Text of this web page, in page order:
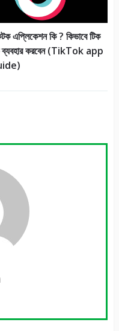
এপ্লিকেশন কি ? কিভাবে টিক
করবেন (TikTok app